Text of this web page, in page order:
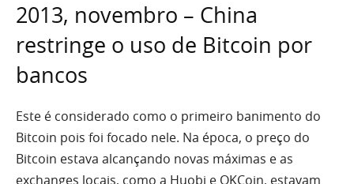
2013, novembro – China
restringe o uso de Bitcoin por
bancos
Este é considerado como o primeiro banimento do
Bitcoin pois foi focado nele. Na época, o preço do
Bitcoin estava alcançando novas máximas e as
exchanges locais, como a Huobi e OKCoin, estavam